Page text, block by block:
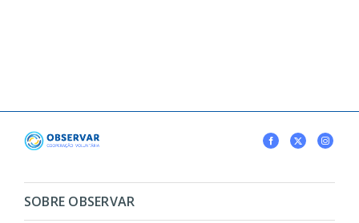
SOBRE OBSERVAR